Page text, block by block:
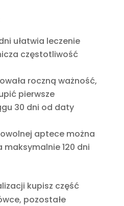
ułatwia leczenie
częstotliwość
roczną ważność,
pierwsze
30 dni od daty
aptece można
120 dni
kupisz część
pozostałe